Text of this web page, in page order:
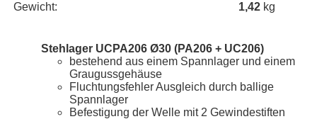
Gewicht:
1,42 kg
Stehlager UCPA206 Ø30 (PA206 + UC206)
bestehend aus einem Spannlager und einem
Graugussgehäuse
Fluchtungsfehler Ausgleich durch ballige
Spannlager
Befestigung der Welle mit 2 Gewindestiften